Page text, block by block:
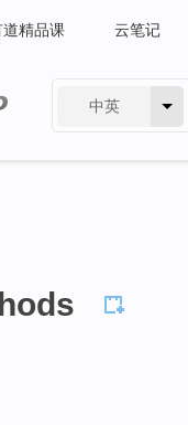
道精品课 云笔记
中英